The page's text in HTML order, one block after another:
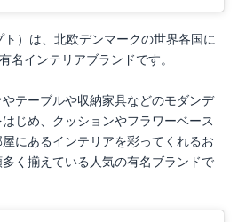
）は、北欧デンマークの世界各国に
名インテリアブランドです。
テーブルや収納家具などのモダンデ
じめ、クッションやフラワーベース
にあるインテリアを彩ってくれるお
く揃えている人気の有名ブランドで